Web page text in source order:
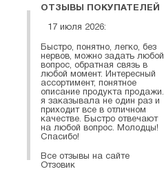
ОТЗЫВЫ ПОКУПАТЕЛЕЙ
17 июля 2026:
Быстро, понятно, легко, без
нервов, можно задать любой
вопрос, обратная связь в
любой момент. Интересный
ассортимент, понятное
описание продукта продажи.
я заказывала не один раз и
приходит все в отличном
качестве. Быстро отвечают
на любой вопрос. Молодцы!
Спасибо!
Все отзывы на сайте
Отзовик